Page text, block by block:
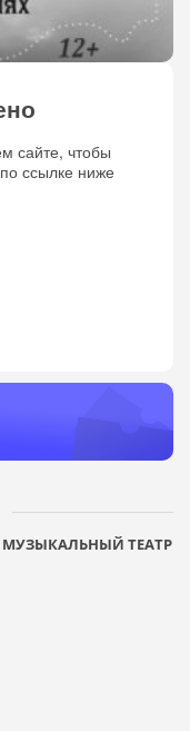
сайте, чтобы
ссылке ниже
ТЕАТР